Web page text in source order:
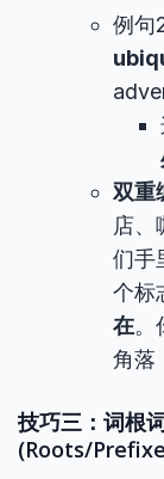
例句
双重
店、
们手
个标
在。
角落
技巧三：词根
(Roots/